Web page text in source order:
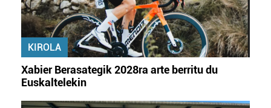
KIROLA
Xabier Berasategik 2028ra arte berritu du
Euskaltelekin